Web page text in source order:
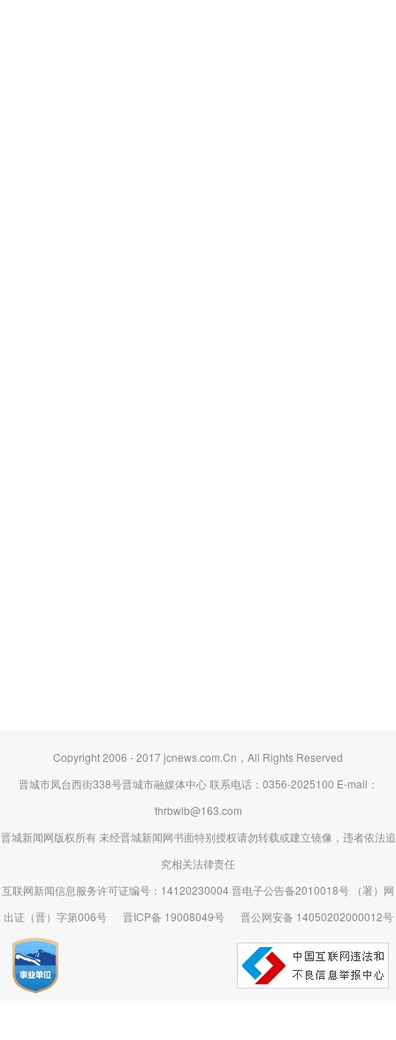
Copyright 2006 - 2017 jcnews.com.Cn，All Rights Reserved
晋城市凤台西街338号晋城市融媒体中心 联系电话：0356-2025100 E-mail：
thrbwlb@163.com
晋城新闻网版权所有 未经晋城新闻网书面特别授权请勿转载或建立镜像，违者依法追
究相关法律责任
互联网新闻信息服务许可证编号：14120230004 晋电子公告备2010018号 （署）网
出证（晋）字第006号
晋ICP备 19008049号 晋公网安备 14050202000012号